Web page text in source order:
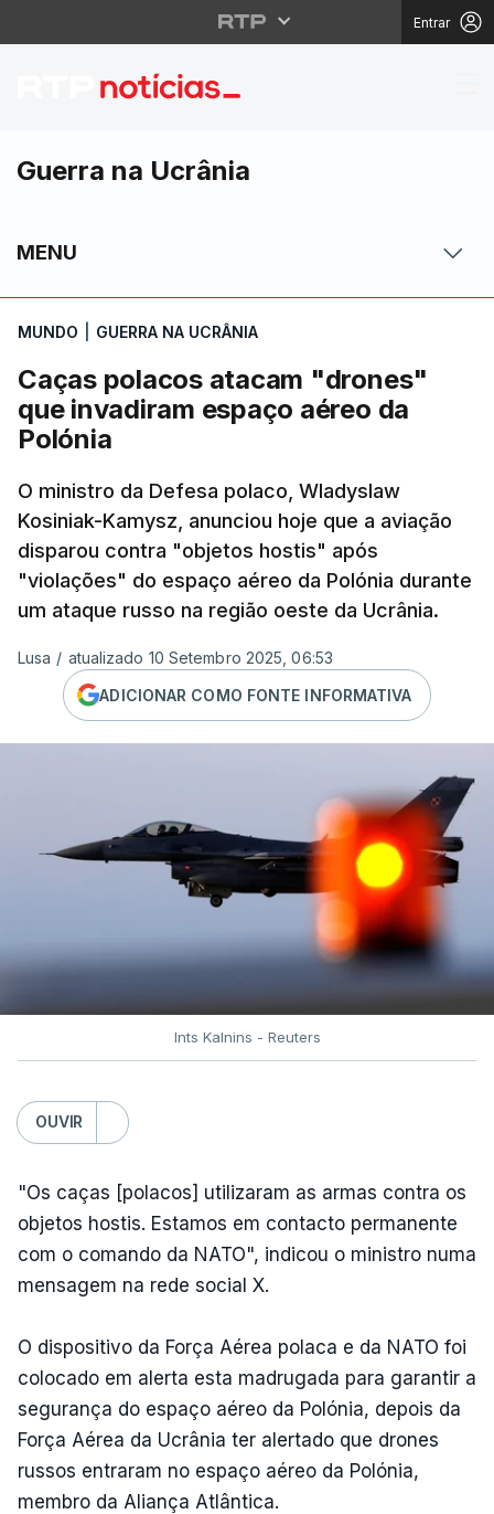
Entrar
Caças polacos
Guerra na Ucrânia
MENU
MUNDO GUERRA NA UCRÂNIA
Caças polacos atacam "drones"
que invadiram espaço aéreo da
Polónia
O ministro da Defesa polaco, Wladyslaw
Kosiniak-Kamysz, anunciou hoje que a aviação
disparou contra "objetos hostis" após
"violações" do espaço aéreo da Polónia durante
um ataque russo na região oeste da Ucrânia.
Lusa / atualizado 10 Setembro 2025, 06:53
ADICIONAR COMO FONTE INFORMATIVA
Ints Kalnins - Reuters
OUVIR
"Os caças [polacos] utilizaram as armas contra os
objetos hostis. Estamos em contacto permanente
com o comando da NATO", indicou o ministro numa
mensagem na rede social X.
O dispositivo da Força Aérea polaca e da NATO foi
colocado em alerta esta madrugada para garantir a
segurança do espaço aéreo da Polónia, depois da
Força Aérea da Ucrânia ter alertado que drones
russos entraram no espaço aéreo da Polónia,
membro da Aliança Atlântica.